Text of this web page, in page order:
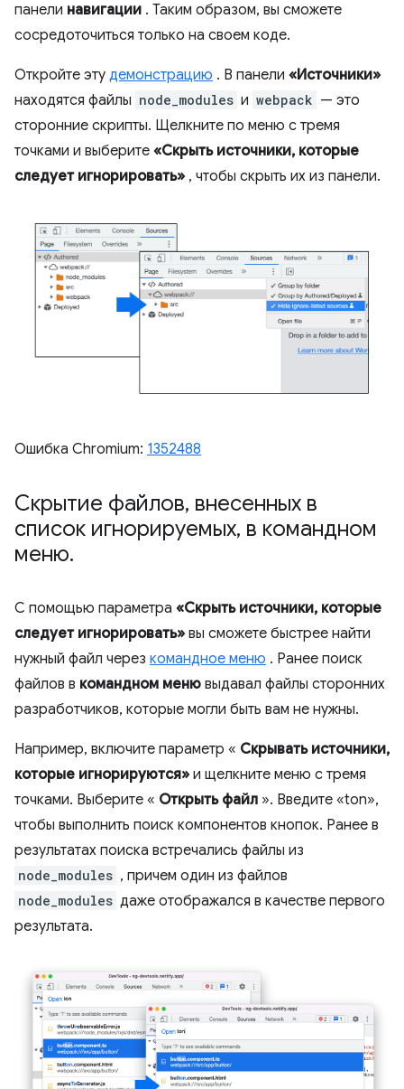
панели навигации . Таким образом, вы сможете
сосредоточиться только на своем коде.
Откройте эту демонстрацию . В панели «Источники»
находятся файлы node_modules и webpack — это
сторонние скрипты. Щелкните по меню с тремя
точками и выберите «Скрыть источники, которые
следует игнорировать» , чтобы скрыть их из панели.
Ошибка Chromium: 1352488
Скрытие файлов, внесенных в
список игнорируемых, в командном
меню.
С помощью параметра «Скрыть источники, которые
следует игнорировать» вы сможете быстрее найти
нужный файл через командное меню . Ранее поиск
файлов в командном меню выдавал файлы сторонних
разработчиков, которые могли быть вам не нужны.
Например, включите параметр « Скрывать источники,
которые игнорируются» и щелкните меню с тремя
точками. Выберите « Открыть файл ». Введите «ton»,
чтобы выполнить поиск компонентов кнопок. Ранее в
результатах поиска встречались файлы из
node_modules , причем один из файлов
node_modules даже отображался в качестве первого
результата.